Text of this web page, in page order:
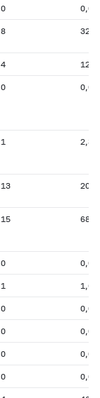
0 0,0
8 32,5
4 12,0
0 0,0
1 2,3
13 20,5
15 68,1
0 0,0
1 1,6
0 0,0
0 0,0
0 0,0
0 0,0